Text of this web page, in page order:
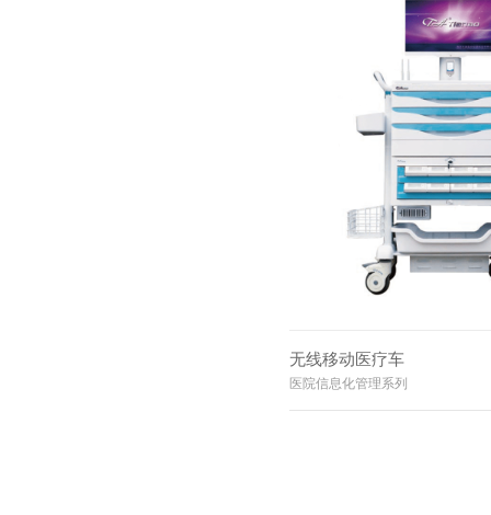
无线移动医疗车
医院信息化管理系列